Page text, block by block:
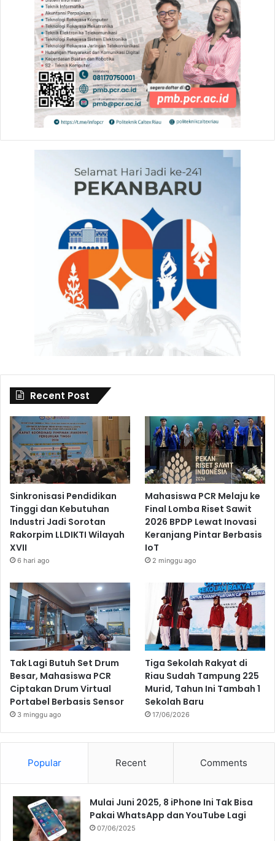
Recent Post
Sinkronisasi Pendidikan
Tinggi dan Kebutuhan
Industri Jadi Sorotan
Rakorpim LLDIKTI Wilayah
XVII
6 hari ago
Mahasiswa PCR Melaju ke
Final Lomba Riset Sawit
2026 BPDP Lewat Inovasi
Keranjang Pintar Berbasis
IoT
2 minggu ago
Tak Lagi Butuh Set Drum
Besar, Mahasiswa PCR
Ciptakan Drum Virtual
Portabel Berbasis Sensor
3 minggu ago
Tiga Sekolah Rakyat di
Riau Sudah Tampung 225
Murid, Tahun Ini Tambah 1
Sekolah Baru
17/06/2026
Popular Recent Comments
Mulai Juni 2025, 8 iPhone Ini Tak Bisa
Pakai WhatsApp dan YouTube Lagi
07/06/2025